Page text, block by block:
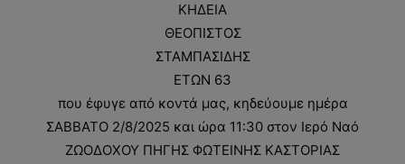
ΚΗΔΕΙΑ
ΘΕΟΠΙΣΤΟΣ
ΣΤΑΜΠΑΣΙΔΗΣ
ΕΤΩΝ 63
που έφυγε από κοντά μας, κηδεύουμε ημέρα
ΣΑΒΒΑΤΟ 2/8/2025 και ώρα 11:30 στον Ιερό Ναό
ΖΩΟΔΟΧΟΥ ΠΗΓΗΣ ΦΩΤΕΙΝΗΣ ΚΑΣΤΟΡΙΑΣ